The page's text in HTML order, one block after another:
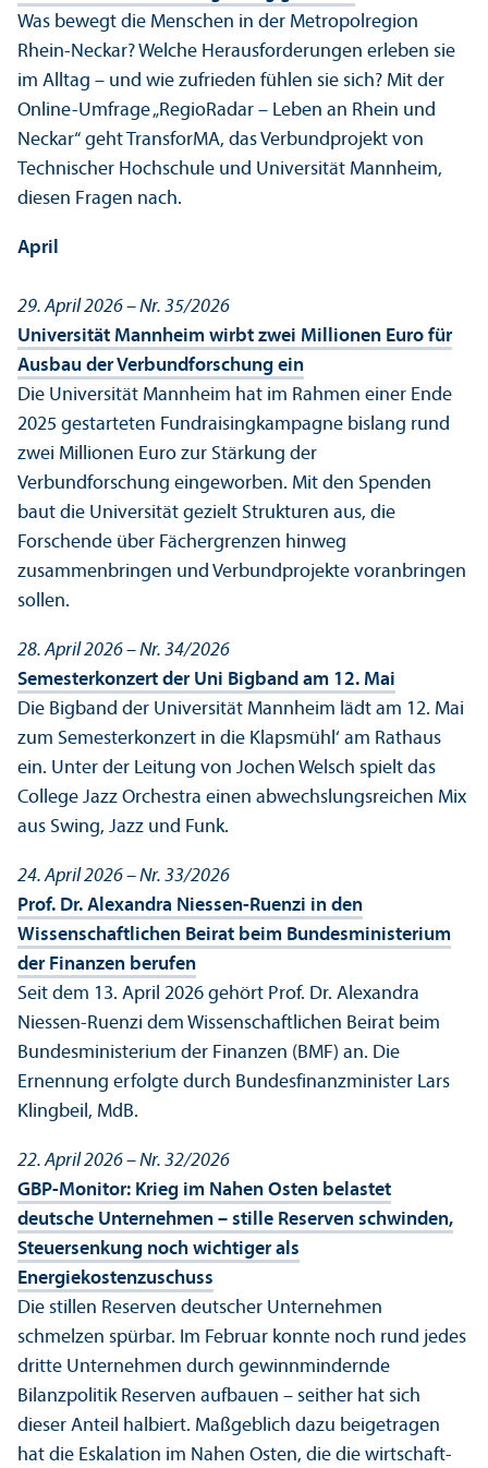
Was bewegt die Menschen in der Metropolregion
Rhein-Neckar? Welche Herausforderungen erleben sie
im Alltag – und wie zufrieden fühlen sie sich? Mit der
Online-Umfrage „RegioRadar – Leben an Rhein und
Neckar“ geht Trans­forMA, das Verbund­projekt von
Technischer Hochschule und Universität Mannheim,
diesen Fragen nach.
April
29. April 2026 – Nr. 35/2026
Universität Mannheim wirbt zwei Millionen Euro für
Ausbau der Verbundforschung ein
Die Universität Mannheim hat im Rahmen einer Ende
2025 gestarteten Fundraisingkampagne bislang rund
zwei Millionen Euro zur Stärkung der
Verbundforschung eingeworben. Mit den Spenden
baut die Universität gezielt Strukturen aus, die
Forschende über Fächergrenzen hinweg
zusammenbringen und Verbund­projekte voranbringen
sollen.
28. April 2026 – Nr. 34/2026
Semesterkonzert der Uni Bigband am 12. Mai
Die Bigband der Universität Mannheim lädt am 12. Mai
zum Semesterkonzert in die Klapsmühl‘ am Rathaus
ein. Unter der Leitung von Jochen Welsch spielt das
College Jazz Orchestra einen abwechslungs­reichen Mix
aus Swing, Jazz und Funk.
24. April 2026 – Nr. 33/2026
Prof. Dr. Alexandra Niessen-Ruenzi in den
Wissenschaft­lichen Beirat beim Bundes­ministerium
der Finanzen berufen
Seit dem 13. April 2026 gehört Prof. Dr. Alexandra
Niessen-Ruenzi dem Wissenschaft­lichen Beirat beim
Bundes­ministerium der Finanzen (BMF) an. Die
Ernennung erfolgte durch Bundes­finanz­minister Lars
Klingbeil, MdB.
22. April 2026 – Nr. 32/2026
GBP-Monitor: Krieg im Nahen Osten belastet
deutsche Unter­nehmen – stille Reserven schwinden,
Steuersenkung noch wichtiger als
Energiekostenzuschuss
Die stillen Reserven deutscher Unter­nehmen
schmelzen spürbar. Im Februar konnte noch rund jedes
dritte Unter­nehmen durch gewinnmindernde
Bilanzpolitik Reserven aufbauen – seither hat sich
dieser Anteil halbiert. Maßgeblich dazu beigetragen
hat die Eskalation im Nahen Osten, die die wirtschaft­